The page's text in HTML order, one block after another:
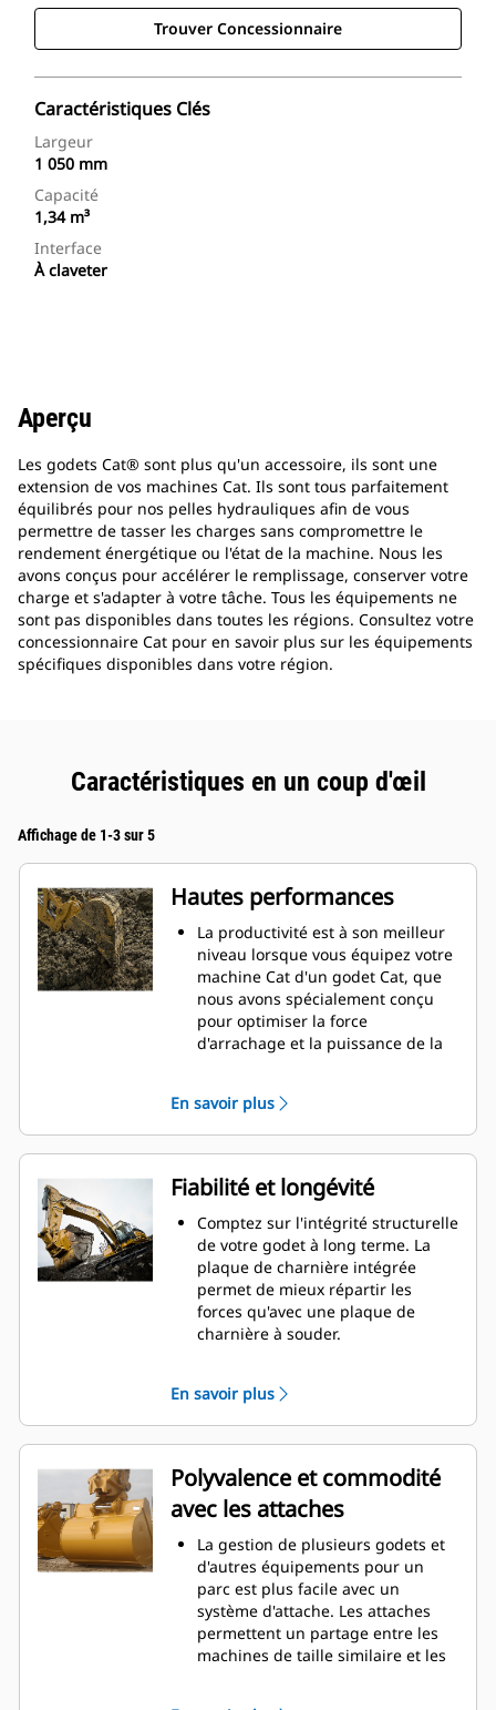
Trouver Concessionnaire
Caractéristiques Clés
Largeur
1 050 mm
Capacité
1,34 m³
Interface
À claveter
Aperçu
Les godets Cat® sont plus qu'un accessoire, ils sont une
extension de vos machines Cat. Ils sont tous parfaitement
équilibrés pour nos pelles hydrauliques afin de vous
permettre de tasser les charges sans compromettre le
rendement énergétique ou l'état de la machine. Nous les
avons conçus pour accélérer le remplissage, conserver votre
charge et s'adapter à votre tâche. Tous les équipements ne
sont pas disponibles dans toutes les régions. Consultez votre
concessionnaire Cat pour en savoir plus sur les équipements
spécifiques disponibles dans votre région.
Caractéristiques en un coup d'œil
Affichage de 1-3 sur 5
Hautes performances
La productivité est à son meilleur
niveau lorsque vous équipez votre
machine Cat d'un godet Cat, que
nous avons spécialement conçu
pour optimiser la force
d'arrachage et la puissance de la
double améliore le flux des
matières dans le godet. Le
dégagement de talon accru
garantit que le fond du godet ne
frotte pas, ce qui réduit les coûts
d'entretien.
La consommation de carburant est
maximale lors de l'excavation. Les
godets Cat sont conçus pour
creuser dans les matériaux
rapidement afin d'améliorer
Chargez plus de matière plus
rapidement. La forme et les barres
latérales du godet permettent une
rétention optimale des matériaux
dans le godet à chaque charge.
En savoir plus
Fiabilité et longévité
Comptez sur l'intégrité structurelle
de votre godet à long terme. La
plaque de charnière intégrée
permet de mieux répartir les
forces qu'avec une plaque de
charnière à souder.
résistants à l'abrasion, en
particulier pour les composants
d'usure excessive.
Protégez les zones d'usure
excessive les plus importantes de
votre godet avec les outils
d'attaque du sol Cat
(GET). Les
protecteurs de longerons et les
couteaux latéraux permettent de
préserver les pièces du godet qui
entrent en contact et traversent
les matériaux le plus souvent.
Réduisez les coûts d'entretien en
En savoir plus
Polyvalence et commodité
avec les attaches
La gestion de plusieurs godets et
d'autres équipements pour un
parc est plus facile avec un
système d'attache. Les attaches
permettent un partage entre les
machines de taille similaire et les